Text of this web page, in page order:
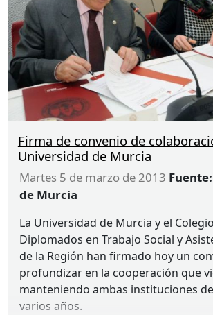
Firma de convenio de
Universidad de Murcia
martes 5 de marzo de 2013
de Murcia
La Universidad de Murcia y el
Diplomados en Trabajo Social y
de la Región han firmado hoy un
profundizar en la cooperación que
manteniendo ambas instituciones
varios años.